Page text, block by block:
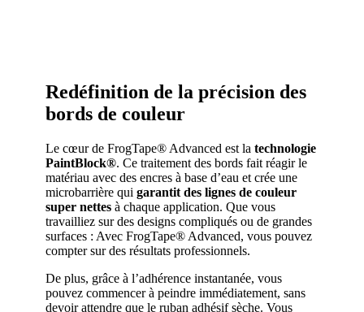
Redéfinition de la précision des
bords de couleur
Le cœur de FrogTape® Advanced est la technologie
PaintBlock®. Ce traitement des bords fait réagir le
matériau avec des encres à base d’eau et crée une
microbarrière qui garantit des lignes de couleur
super nettes à chaque application. Que vous
travailliez sur des designs compliqués ou de grandes
surfaces : Avec FrogTape® Advanced, vous pouvez
compter sur des résultats professionnels.
De plus, grâce à l’adhérence instantanée, vous
pouvez commencer à peindre immédiatement, sans
devoir attendre que le ruban adhésif sèche. Vous